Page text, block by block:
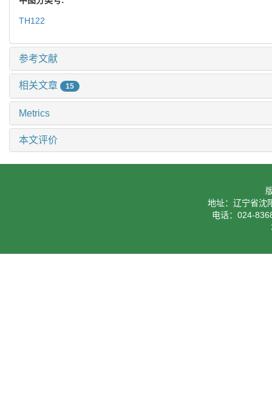
TH122
参考文献
相关文章 15
Metrics
本文评价
地址：辽宁省沈
电话：024-